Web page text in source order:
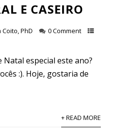
E CASEIRO
Coito, PhD
0 Comment
especial este ano?
:). Hoje, gostaria de
+ READ MORE